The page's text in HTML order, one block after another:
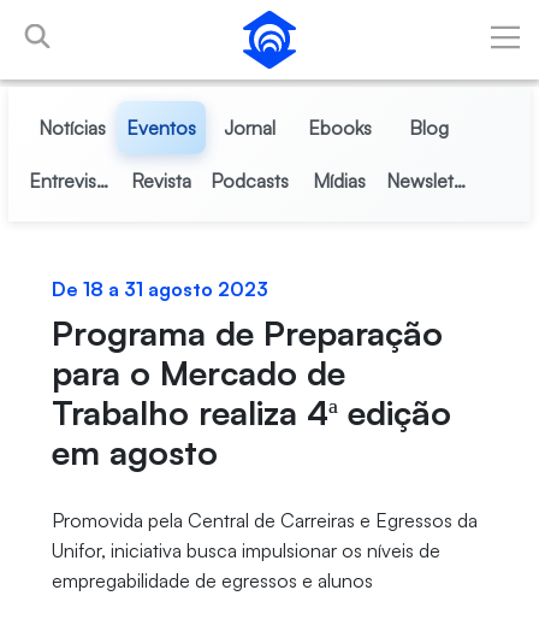
Pular para o Conteúdo principal
Notícias Eventos Jornal Ebooks Blog
Entrevistas Revista Podcasts Mídias Newsletter
De 18 a 31 agosto 2023
Programa de Preparação
para o Mercado de
Trabalho realiza 4ª edição
em agosto
Promovida pela Central de Carreiras e Egressos da
Unifor, iniciativa busca impulsionar os níveis de
empregabilidade de egressos e alunos